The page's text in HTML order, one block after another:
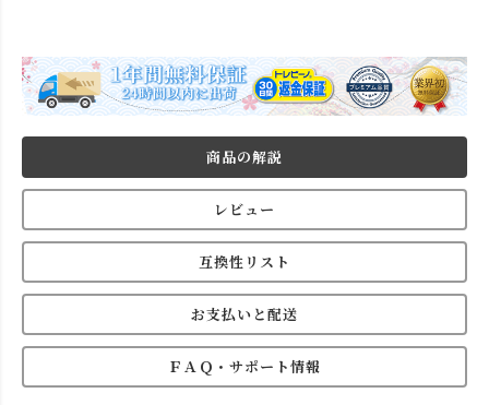
商品の解説
レビュー
互換性リスト
お支払いと配送
ＦＡＱ・サポート情報